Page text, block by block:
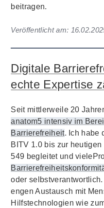
beitragen.
Veröffentlicht am:
Digitale
echte Expertise
Seit mittlerweile 20
anatom5 intensiv im
Barrierefreiheit. Ich habe
BITV 1.0 bis zur
549 begleitet und
oder
engen Austausch mit
Hilfstechnologien wie